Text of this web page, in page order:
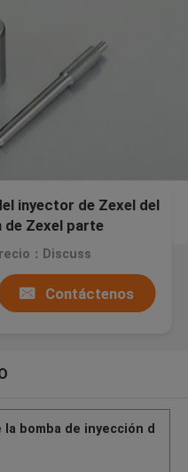
inyector de Zexel del
de Zexel parte
：Discuss
Contáctenos
la bomba de inyección d